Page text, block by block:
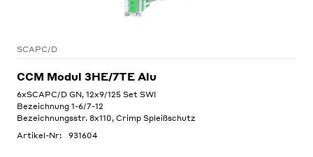
SCAPC/D
CCM Modul 3HE/7TE Alu
6xSCAPC/D GN, 12x9/125 Set SWI
Bezeichnung 1-6/7-12
Bezeichnungsstr. 8x110, Crimp Spleißschutz
Artikel-Nr:
931604